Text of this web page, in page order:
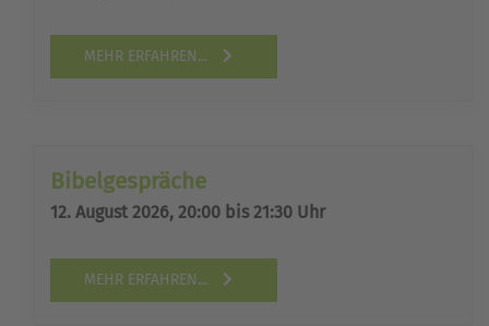
MEHR ERFAHREN...
Bibelgespräche
12. August 2026, 20:00 bis 21:30 Uhr
MEHR ERFAHREN...